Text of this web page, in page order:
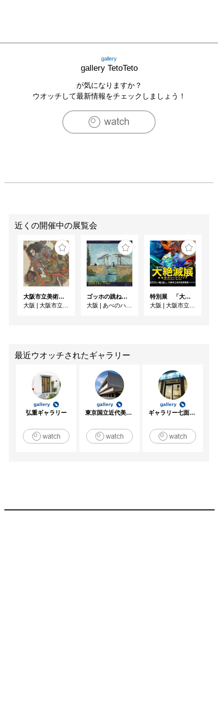
gallery
gallery TetoTeto
が気になりますか？
ウオッチして最新情報をチェックしましょう！
近くの開催中の展覧会
大阪市立美術館開館90周年記念特別展 「水滸伝」
大阪 | 大阪市立美術館
ゴッホの跳ね橋と印象派の画家たち ヴァルラフ＝リヒャルツ美術館所蔵
大阪 | あべのハルカス美術館
特別展 「大絶滅展ー生命史のビッグファイブ」
大阪 | 大阪市立自然史博物館
最近ウオッチされたギャラリー
gallery
弘重ギャラリー
gallery
東京国立近代美術館
gallery
ギャラリー七面坂途中